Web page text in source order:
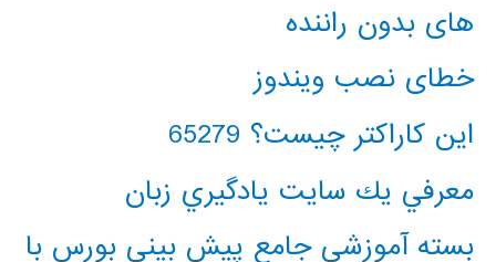
های بدون راننده
خطای نصب ویندوز
این کاراکتر چیست؟ 65279
معرفي يك سايت يادگيري زبان
بسته آموزشی جامع پیش بینی بورس با